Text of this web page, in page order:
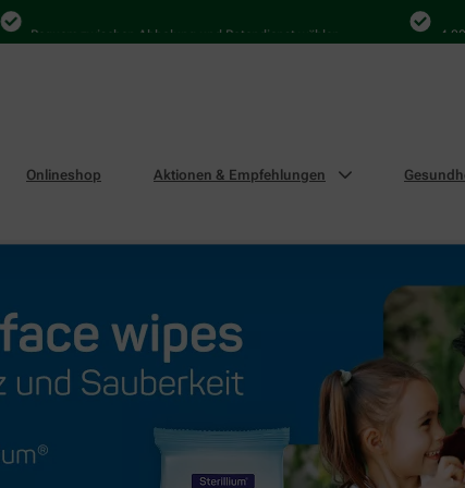
Bequem zwischen Abholung und Botendienst wählen 4.000
Onlineshop Aktionen & Empfehlungen